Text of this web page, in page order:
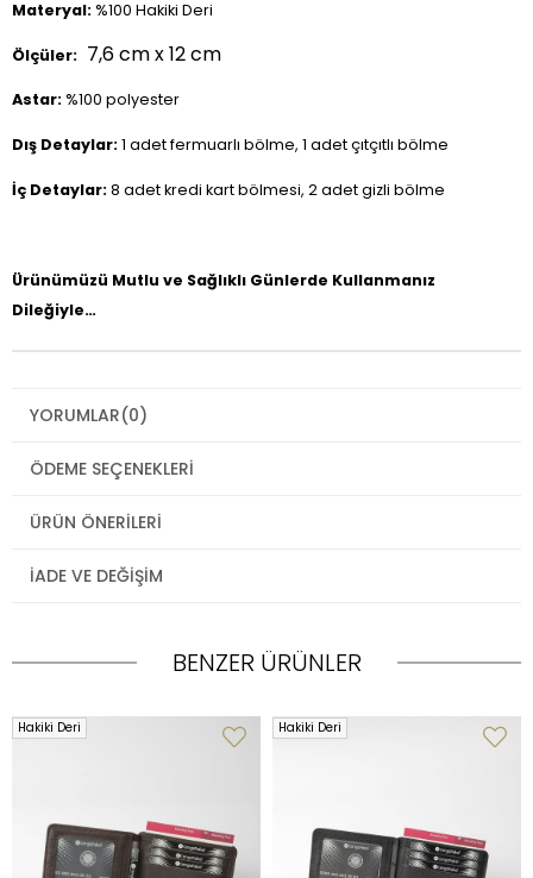
Materyal: %100 Hakiki Deri
Ölçüler: 7,6 cm x 12 cm
Astar: %100 polyester
Dış Detaylar: 1 adet fermuarlı bölme, 1 adet çıtçıtlı bölme
İç Detaylar: 8 adet kredi kart bölmesi, 2 adet gizli bölme
Ürünümüzü Mutlu ve Sağlıklı Günlerde Kullanmanız
Dileğiyle…
YORUMLAR(0)
ÖDEME SEÇENEKLERI
ÜRÜN ÖNERILERI
İADE VE DEĞIŞIM
BENZER ÜRÜNLER
Hakiki Deri Hakiki Deri